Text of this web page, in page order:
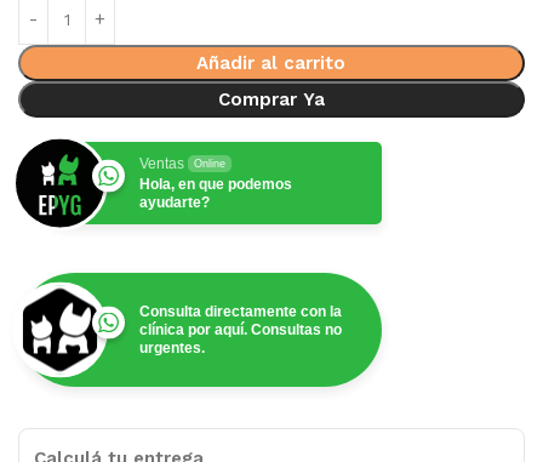
Añadir al carrito
Comprar Ya
Ventas Online
Hola, en que podemos
ayudarte?
Consulta directamente con la
clínica por aquí. Consultas no
urgentes.